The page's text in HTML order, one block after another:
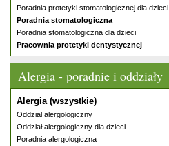
Poradnia protetyki stomatologicznej dla dzieci
Poradnia stomatologiczna
Poradnia stomatologiczna dla dzieci
Pracownia protetyki dentystycznej
Alergia - poradnie i oddziały
Alergia (wszystkie)
Oddział alergologiczny
Oddział alergologiczny dla dzieci
Poradnia alergologiczna